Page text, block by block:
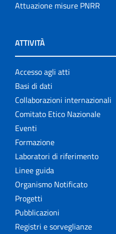
Attuazione misure PNRR
ATTIVITÀ
Accesso agli atti
Basi di dati
Collaborazioni internazionali
Comitato Etico Nazionale
Eventi
Formazione
Laboratori di riferimento
Linee guida
Organismo Notificato
Progetti
Pubblicazioni
Registri e sorveglianze